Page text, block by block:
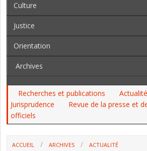
Culture
Justice
Orientation
Archives
Recherches et publications
Jurisprudence
Revue de la presse et
officiels
ACCUEIL ARCHIVES
ACTUALITÉ